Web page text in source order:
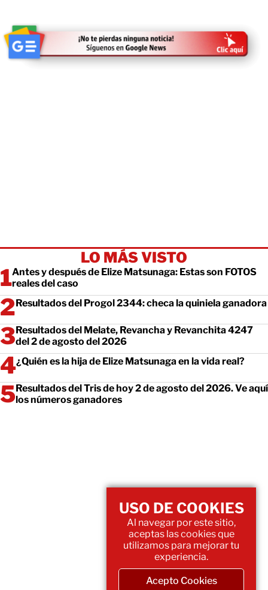
LO MÁS VISTO
Antes y después de Elize Matsunaga: Estas son FOTOS
reales del caso
Resultados del Progol 2344: checa la quiniela ganadora
Resultados del Melate, Revancha y Revanchita 4247
del 2 de agosto del 2026
¿Quién es la hija de Elize Matsunaga en la vida real?
Resultados del Tris de hoy 2 de agosto del 2026. Ve aquí
los números ganadores
USO DE COOKIES
Al navegar por este sitio,
aceptas las cookies que
utilizamos para mejorar tu
experiencia.
Acepto Cookies